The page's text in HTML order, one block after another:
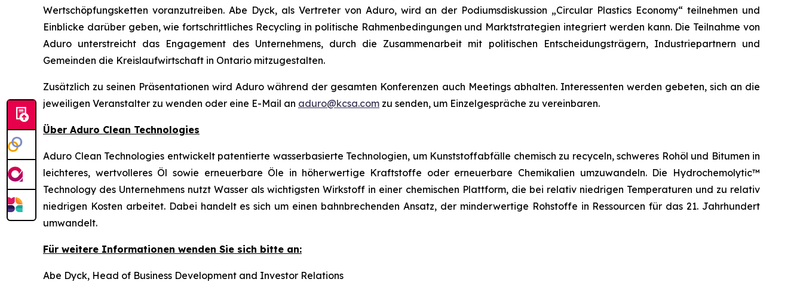
Wertschöpfungsketten voranzutreiben. Abe Dyck, als Vertreter von Aduro, wird an der Podiumsdiskussion „Circular Plastics Economy“ teilnehmen und
Einblicke darüber geben, wie fortschrittliches Recycling in politische Rahmenbedingungen und Marktstrategien integriert werden kann. Die Teilnahme von
Aduro unterstreicht das Engagement des Unternehmens, durch die Zusammenarbeit mit politischen Entscheidungsträgern, Industriepartnern und
Gemeinden die Kreislaufwirtschaft in Ontario mitzugestalten.
Zusätzlich zu seinen Präsentationen wird Aduro während der gesamten Konferenzen auch Meetings abhalten. Interessenten werden gebeten, sich an die
jeweiligen Veranstalter zu wenden oder eine E-Mail an aduro@kcsa.com zu senden, um Einzelgespräche zu vereinbaren.
Über Aduro Clean Technologies
Aduro Clean Technologies entwickelt patentierte wasserbasierte Technologien, um Kunststoffabfälle chemisch zu recyceln, schweres Rohöl und Bitumen in
leichteres, wertvolleres Öl sowie erneuerbare Öle in höherwertige Kraftstoffe oder erneuerbare Chemikalien umzuwandeln. Die Hydrochemolytic™
Technology des Unternehmens nutzt Wasser als wichtigsten Wirkstoff in einer chemischen Plattform, die bei relativ niedrigen Temperaturen und zu relativ
niedrigen Kosten arbeitet. Dabei handelt es sich um einen bahnbrechenden Ansatz, der minderwertige Rohstoffe in Ressourcen für das 21. Jahrhundert
umwandelt.
Für weitere Informationen wenden Sie sich bitte an:
Abe Dyck, Head of Business Development and Investor Relations